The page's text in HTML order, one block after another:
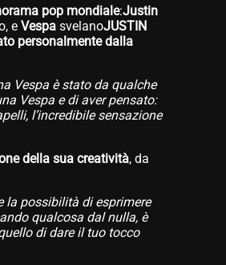
pop mondiale:Justin
e VespasvelanoJUSTIN
personalmente dalla
Vespa è stato da qualche
Vespa e di aver pensato:
l’incredibile sensazione
della sua creatività, da
la possibilità di esprimere
qualcosa dal nulla, è
di dare il tuo tocco